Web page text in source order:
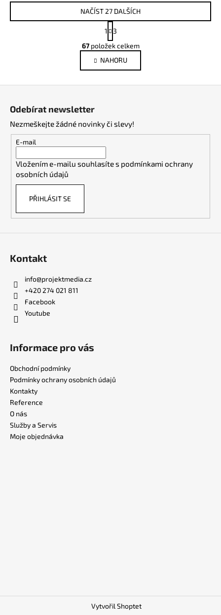
O
v
l
á
d
p
r
k
y
u
NAČÍST 27 DALŠÍCH
S
t
r
á
n
k
í
1
3
67položek celkem
NAHORU
Odebírat newsletter
Nezmeškejte žádné novinky či slevy!
E-mail
Vložením e-mailu souhlasíte s podmínkami ochrany
osobních údajů
PŘIHLÁSIT SE
Kontakt
info@projektmedia.cz
+420 274 021 811
Facebook
Youtube
Informace pro vás
Obchodní podmínky
Podmínky ochrany osobních údajů
Kontakty
Reference
O nás
Služby a Servis
Moje objednávka
Vytvořil Shoptet